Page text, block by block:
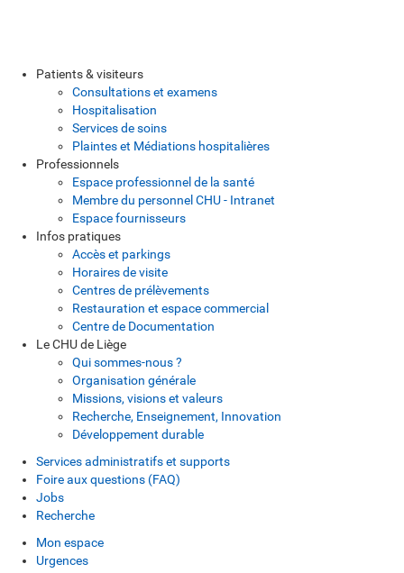
Patients & visiteurs
Consultations et examens
Hospitalisation
Services de soins
Plaintes et Médiations hospitalières
Professionnels
Espace professionnel de la santé
Membre du personnel CHU - Intranet
Espace fournisseurs
Infos pratiques
Accès et parkings
Horaires de visite
Centres de prélèvements
Restauration et espace commercial
Centre de Documentation
Le CHU de Liège
Qui sommes-nous ?
Organisation générale
Missions, visions et valeurs
Recherche, Enseignement, Innovation
Développement durable
Services administratifs et supports
Foire aux questions (FAQ)
Jobs
Recherche
Mon espace
Urgences